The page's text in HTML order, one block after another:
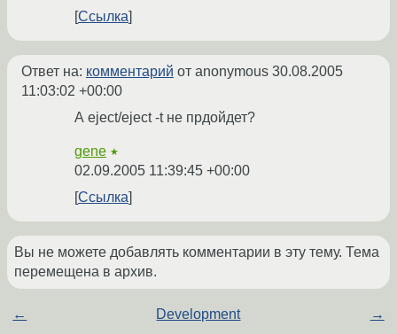
Ссылка
Ответ на: комментарий от anonymous 30.08.2005
11:03:02 +00:00
А eject/eject -t не прдойдет?
gene ★
02.09.2005 11:39:45 +00:00
Ссылка
Вы не можете добавлять комментарии в эту тему. Тема
перемещена в архив.
← Development →